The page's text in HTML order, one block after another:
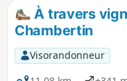
À travers
Chambertin
Visorandonneur